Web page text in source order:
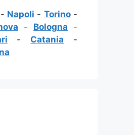
Napoli - Torino-
- Bologna -
- Catania -